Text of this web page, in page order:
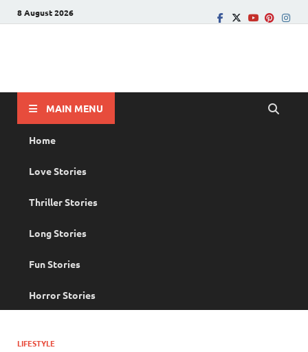
8 August 2026
MAIN MENU
Home
Love Stories
Thriller Stories
Long Stories
Fun Stories
Horror Stories
LIFESTYLE